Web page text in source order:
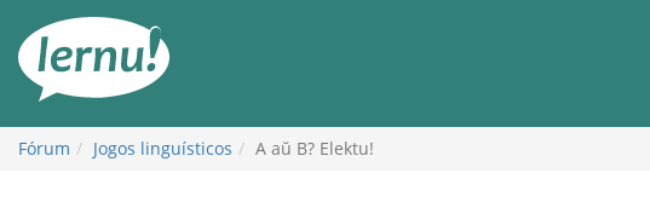
conteúdo
Fórum Jogos linguísticos A aŭ B? Elektu!